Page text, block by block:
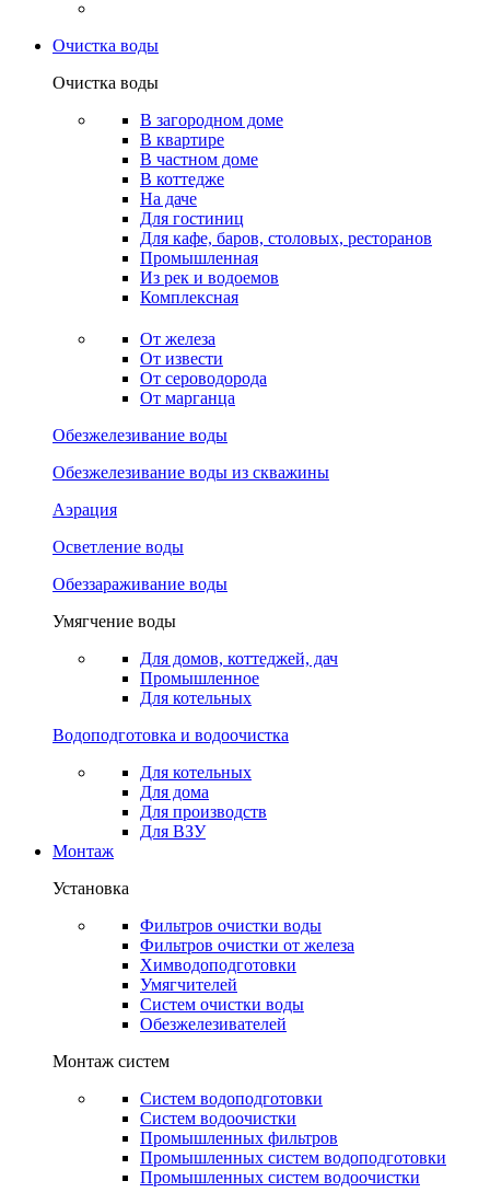
Очистка воды
Очистка воды
В загородном доме
В квартире
В частном доме
В коттедже
На даче
Для гостиниц
Для кафе, баров, столовых, ресторанов
Промышленная
Из рек и водоемов
Комплексная
От железа
От извести
От сероводорода
От марганца
Обезжелезивание воды
Обезжелезивание воды из скважины
Аэрация
Осветление воды
Обеззараживание воды
Умягчение воды
Для домов, коттеджей, дач
Промышленное
Для котельных
Водоподготовка и водоочистка
Для котельных
Для дома
Для производств
Для ВЗУ
Монтаж
Установка
Фильтров очистки воды
Фильтров очистки от железа
Химводоподготовки
Умягчителей
Систем очистки воды
Обезжелезивателей
Монтаж систем
Систем водоподготовки
Систем водоочистки
Промышленных фильтров
Промышленных систем водоподготовки
Промышленных систем водоочистки